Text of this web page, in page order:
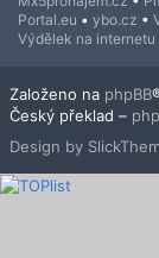
Portal.eu • ybo.cz •
Výdělek na internetu
Založeno na phpBB
Český překlad –
Design by